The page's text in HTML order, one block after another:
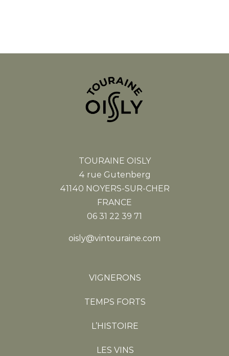
TOURAINE OISLY
4 rue Gutenberg
41140 NOYERS-SUR-CHER
FRANCE
06 31 22 39 71
oisly@vintouraine.com
VIGNERONS
TEMPS FORTS
L’HISTOIRE
LES VINS